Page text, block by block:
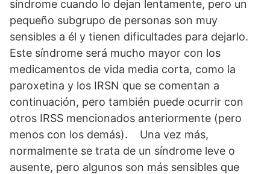
síndrome cuando lo dejan lentamente, pero un
pequeño subgrupo de personas son muy
sensibles a él y tienen dificultades para dejarlo.
Este síndrome será mucho mayor con los
medicamentos de vida media corta, como la
paroxetina y los IRSN que se comentan a
continuación, pero también puede ocurrir con
otros IRSS mencionados anteriormente (pero
menos con los demás). Una vez más,
normalmente se trata de un síndrome leve o
ausente, pero algunos son más sensibles que